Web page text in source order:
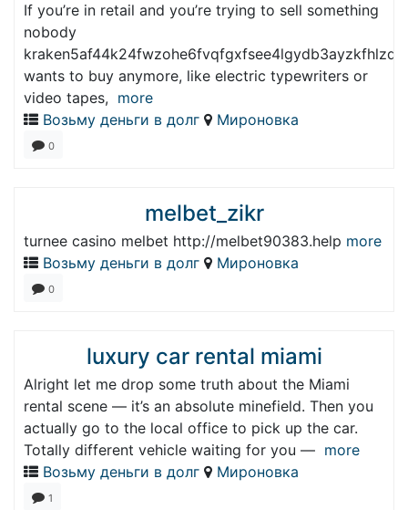
If you’re in retail and you’re trying to sell something
nobody
wants to buy anymore, like electric typewriters or
video tapes, more
Возьму деньги в долг
Мироновка
0
melbet_zikr
turnee casino melbet http://melbet90383.help more
Возьму деньги в долг
Мироновка
0
luxury car rental miami
Alright let me drop some truth about the Miami
rental scene — it’s an absolute minefield. Then you
actually go to the local office to pick up the car.
Totally different vehicle waiting for you — more
Возьму деньги в долг
Мироновка
1